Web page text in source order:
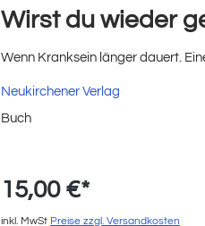
Wirst du wieder
Wenn Kranksein länger dauert.
Neukirchener Verlag
Buch
15,00 €*
inkl. MwSt Preise zzgl. Versandkosten